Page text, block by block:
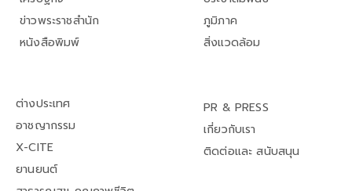
ข่าวพระราชสำนัก
หนังสือพิมพ์
ภูมิภาค
สิ่งแวดล้อม
ต่างประเทศ
อาชญากรรม
X-CITE
ยานยนต์
PR & PRESS
เกี่ยวกับเรา
ติดต่อและ สนับสนุน